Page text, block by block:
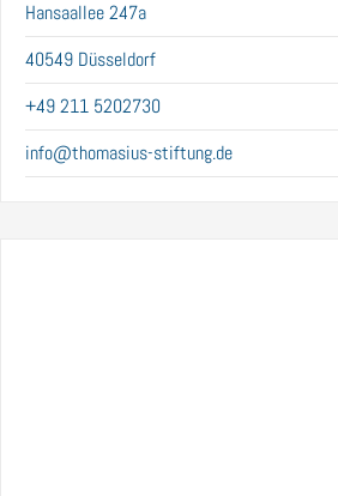
Hansaallee 247a
40549 Düsseldorf
+49 211 5202730
info@thomasius-stiftung.de